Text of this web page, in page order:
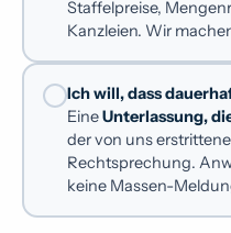
Kununu verklagen
Dauermandat mit
Staffelpreise,
Kanzleien. Wir
Ich will, dass
EineUnterlassung,
der von uns
Rechtsprechung.
keine Massen-
indem es den
gestützt auf den von
erstrittenen
Unterlassung
nicht bloß eine Meldung
✓ Eilverfahren–